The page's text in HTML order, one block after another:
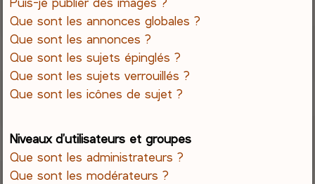
Que sont les annonces globales ?
Que sont les annonces ?
Que sont les sujets épinglés ?
Que sont les sujets verrouillés ?
Que sont les icônes de sujet ?
Niveaux d’utilisateurs et groupes
Que sont les administrateurs ?
Que sont les modérateurs ?